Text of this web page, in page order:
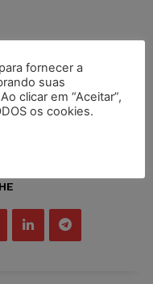
fornecer a
suas
clicar em “Aceitar”,
os cookies.